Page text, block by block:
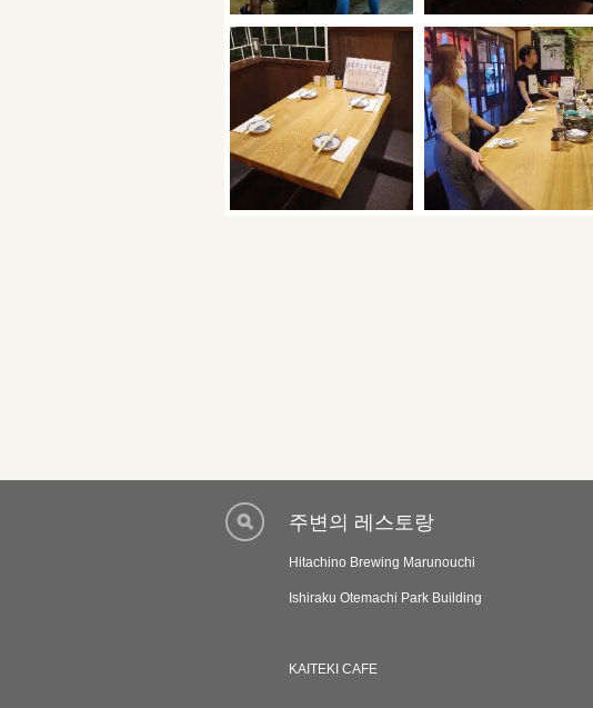
주변의 레스토랑
Hitachino Brewing Marunouchi
Ishiraku Otemachi Park Building
KAITEKI CAFE